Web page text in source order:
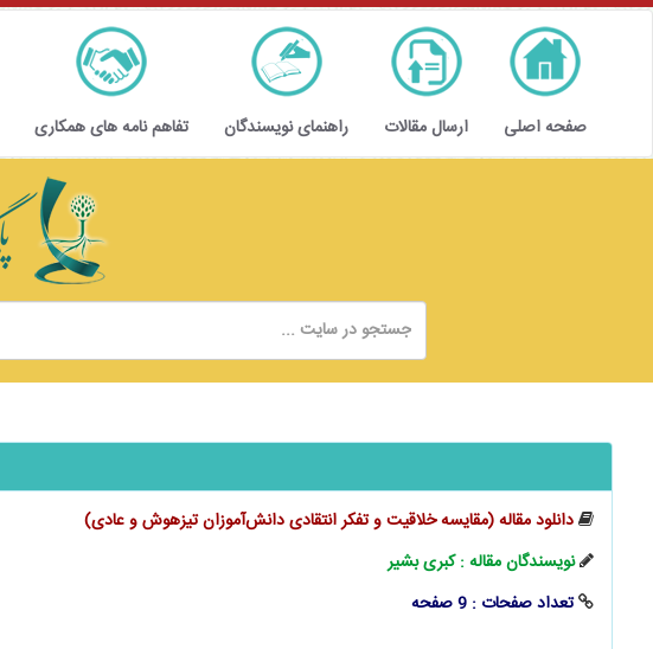
صفحه اصلی ارسال مقالات راهنمای نویسندگان تفاهم نامه های همکاری
دانلود مقاله (مقایسه خلاقیت و تفکر انتقادی دانش‌آموزان تیزهوش و عادی)
نویسندگان مقاله : کبری بشیر
تعداد صفحات : 9 صفحه